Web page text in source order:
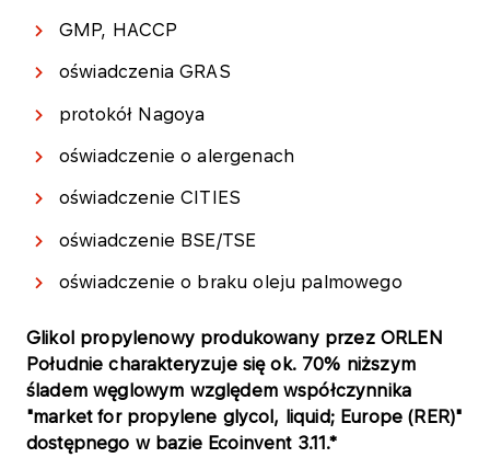
GMP, HACCP
oświadczenia GRAS
protokół Nagoya
oświadczenie o alergenach
oświadczenie CITIES
oświadczenie BSE/TSE
oświadczenie o braku oleju palmowego
Glikol propylenowy produkowany przez ORLEN
Południe charakteryzuje się ok. 70% niższym
śladem węglowym względem współczynnika
"market for propylene glycol, liquid; Europe (RER)"
dostępnego w bazie Ecoinvent 3.11.*